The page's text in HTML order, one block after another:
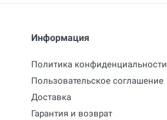
Информация
Политика конфиденциальности
Пользовательское соглашение
Доставка
Гарантия и возврат